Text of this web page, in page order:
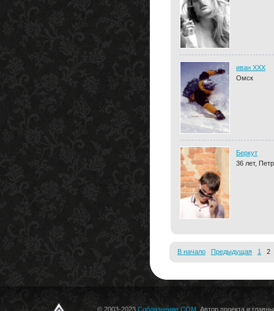
иван XXX
Омск
Беркут
36 лет,
В начало Предыдущая 1 2
© 2003-2023 Соблазнение.COM . Автор проекта и